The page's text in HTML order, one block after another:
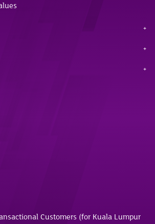
Customers (for Kuala Lumpur